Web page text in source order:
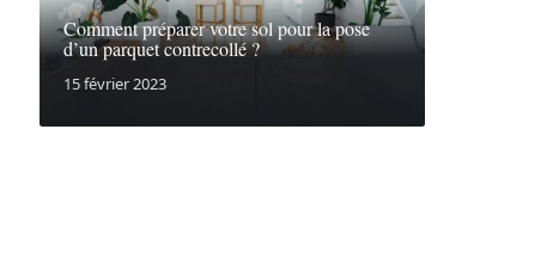
Comment préparer votre sol pour la pose
d’un parquet contrecollé ?
15 février 2023